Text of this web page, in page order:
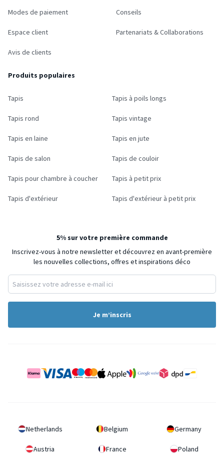
Modes de paiement
Espace client
Avis de clients
Conseils
Partenariats & Collaborations
Produits populaires
Tapis Tapis à poils longs
Tapis rond Tapis vintage
Tapis en laine Tapis en jute
Tapis de salon Tapis de couloir
Tapis pour chambre à coucher Tapis à petit prix
Tapis d'extérieur Tapis d'extérieur à petit prix
5% sur votre première commande
Inscrivez-vous à notre newsletter et découvrez en avant-première
les nouvelles collections, offres et inspirations déco
Je m’inscris
Netherlands Belgium Germany
Austria France Poland